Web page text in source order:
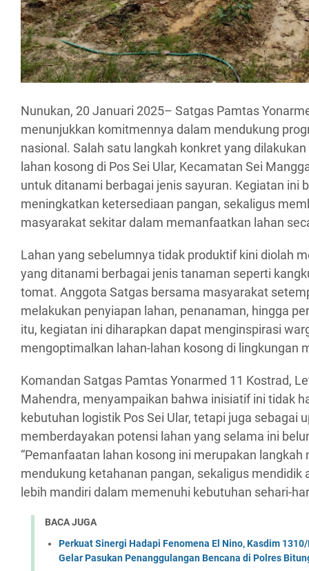
Nunukan, 20 Januari 2025– Satgas Pamtas
menunjukkan komitmennya dalam mendukung
nasional. Salah satu langkah konkret yang
lahan kosong di Pos Sei Ular, Kecamatan Sei
untuk ditanami berbagai jenis sayuran. Kegiatan ini
meningkatkan ketersediaan pangan, sekaligus
masyarakat sekitar dalam memanfaatkan lahan
Lahan yang sebelumnya tidak produktif kini diolah
yang ditanami berbagai jenis tanaman seperti
tomat. Anggota Satgas bersama masyarakat
melakukan penyiapan lahan, penanaman, hingga
itu, kegiatan ini diharapkan dapat menginspirasi
mengoptimalkan lahan-lahan kosong di lingkungan
Komandan Satgas Pamtas Yonarmed 11 Kostrad,
Mahendra, menyampaikan bahwa inisiatif ini tidak
kebutuhan logistik Pos Sei Ular, tetapi juga sebagai
memberdayakan potensi lahan yang selama ini
“Pemanfaatan lahan kosong ini merupakan langkah
mendukung ketahanan pangan, sekaligus mendidik
lebih mandiri dalam memenuhi kebutuhan sehari-
BACA JUGA
Perkuat Sinergi Hadapi Fenomena El Nino, Kasdim
Gelar Pasukan Penanggulangan Bencana di Polres